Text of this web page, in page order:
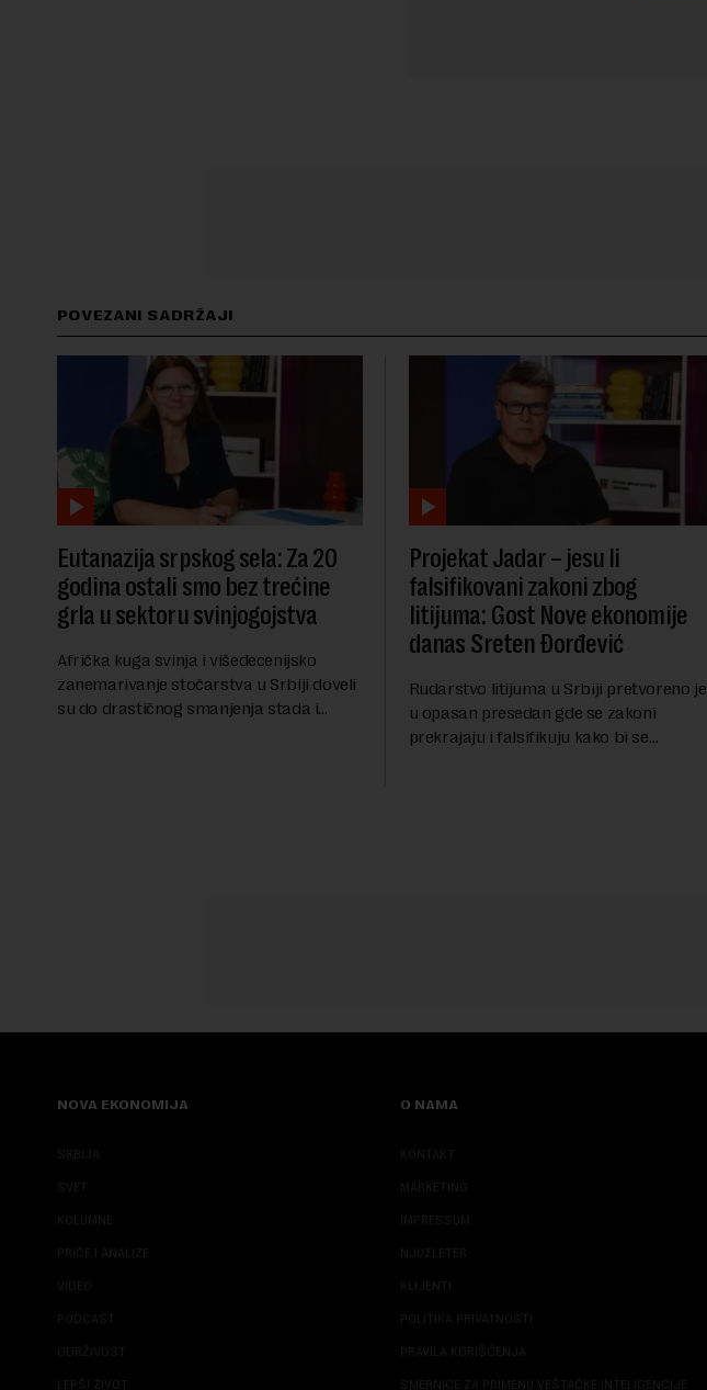
POVEZANI SADRŽAJI
Eutanazija srpskog sela: Za 20
godina ostali smo bez trećine
grla u sektoru svinjogojstva
Afrička kuga svinja i višedecenijsko
zanemarivanje stočarstva u Srbiji doveli
su do drastičnog smanjenja stada i
Projekat Jadar – jesu li
falsifikovani zakoni zbog
litijuma: Gost Nove ekonomije
danas Sreten Đorđević
Rudarstvo litijuma u Srbiji pretvoreno je
u opasan presedan gde se zakoni
prekrajaju i falsifikuju kako bi se
NOVA EKONOMIJA
SRBIJA
SVET
KOLUMNE
PRIČE I ANALIZE
VIDEO
PODCAST
ODRŽIVOST
LEPŠI ŽIVOT
O NAMA
KONTAKT
MARKETING
IMPRESSUM
NJUZLETER
KLIJENTI
POLITIKA PRIVATNOSTI
PRAVILA KORIŠĆENJA
SMERNICE ZA PRIMENU VEŠTAČKE INTELIGENCIJE